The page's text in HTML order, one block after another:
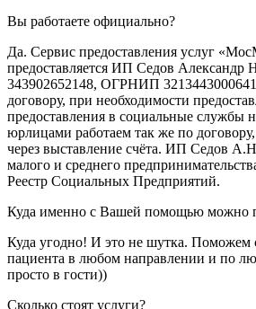
Вы работаете официально?
Да. Сервис предоставления услуг
предоставляется ИП Седов
343902652148, ОГРНИП
договору, при необходимости
предоставления в социальные службы
юрлицами работаем так же по
через выставление счёта. ИП Седов
малого и среднего
Реестр Социальных Предприятий.
Куда именно с Вашей помощью можно
Куда угодно! И это не шутка. Поможем
пациента в любом направлении и по
просто в гости))
Сколько стоят услуги?